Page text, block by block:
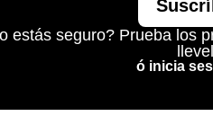
estás seguro? Prueba los
ó inicia